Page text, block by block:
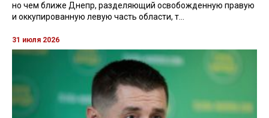
но чем ближе Днепр, разделяющий освобожденную правую
и оккупированную левую часть области, т...
31 июля 2026